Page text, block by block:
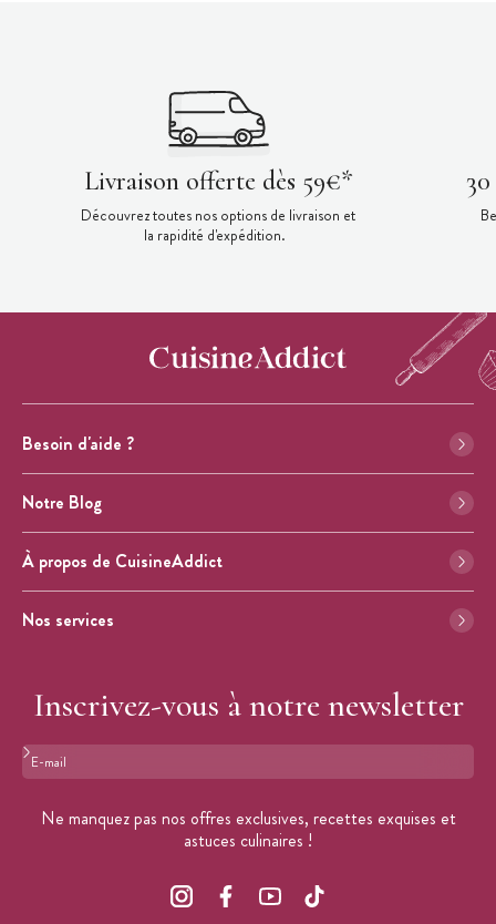
Livraison offerte dès 59€*
Découvrez toutes nos options de livraison et
la rapidité d'expédition.
Besoin d'aide ?
Notre Blog
À propos de CuisineAddict
Nos services
Inscrivez-vous à notre newsletter
Format : adresse@email.com
Ne manquez pas nos offres exclusives, recettes exquises et
astuces culinaires !